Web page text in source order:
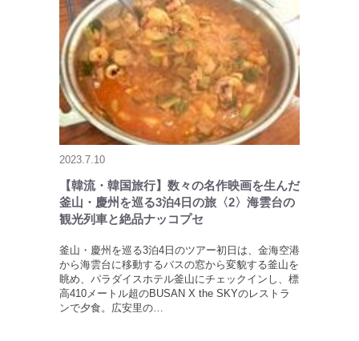
2023.7.10
【韓流・韓国旅行】数々の名作映画を生んだ
釜山・慶州を巡る3泊4日の旅〈2〉海雲台の
観光列車と絶品ナッコプセ
釜山・慶州を巡る3泊4日のツアー初日は、金海空港
から海雲台に移動するバスの窓から変貌する釜山を
眺め、パラダイスホテル釜山にチェックインし、標
高410メートル超のBUSAN X the SKYのレストラ
ンで夕食。広安里の…